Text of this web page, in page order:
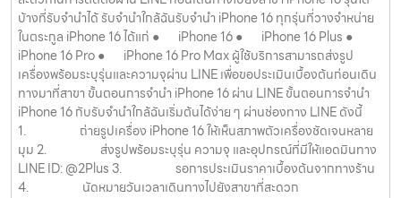
บ้างที่รับจำนำได้ รับจำนำใกล้ฉันรับจำนำ iPhone 16 ทุกรุ่นที่วางจำหน่าย
ในตระกูล iPhone 16 ได้แก่ ● iPhone 16 ● iPhone 16 Plus ●
iPhone 16 Pro ● iPhone 16 Pro Max ผู้ใช้บริการสามารถส่งรูป
เครื่องพร้อมระบุรุ่นและความจุผ่าน LINE เพื่อขอประเมินเบื้องต้นก่อนเดิน
ทางมาที่สาขา ขั้นตอนการจำนำ iPhone 16 ผ่าน LINE ขั้นตอนการจำนำ
iPhone 16 กับรับจำนำใกล้ฉันเริ่มต้นได้ง่าย ๆ ผ่านช่องทาง LINE ดังนี้
1. ถ่ายรูปเครื่อง iPhone 16 ให้เห็นสภาพตัวเครื่องชัดเจนหลาย
มุม 2. ส่งรูปพร้อมระบุรุ่น ความจุ และอุปกรณ์ที่มีให้แอดมินทาง
LINE ID: @2Plus 3. รอการประเมินราคาเบื้องต้นจากทางร้าน
4. นัดหมายวันเวลาเดินทางไปยังสาขาที่สะดวก